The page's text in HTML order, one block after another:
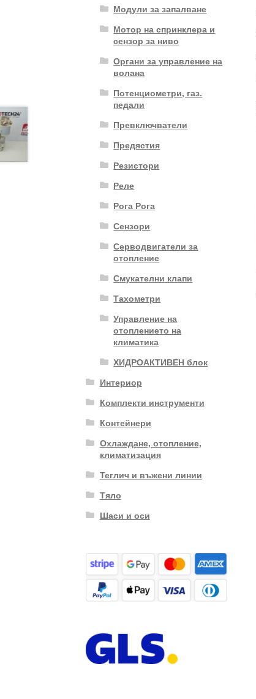
Модули за запалване
Мотор на спринклера и
сензор за ниво
Органи за управление на
волана
Потенциометри, газ.
педали
Превключватели
Предястия
Резистори
Реле
Рога Рога
Сензори
Серводвигатели за
отопление
Смукателни клапи
Тахометри
Управление на
отоплението на
климатика
ХИДРОАКТИВЕН блок
Интериор
Комплекти инструменти
Контейнери
Охлаждане, отопление,
климатизация
Теглич и въжени линии
Тяло
Шаси и оси